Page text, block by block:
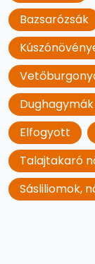
Bazsarózsák
Dughagymák
Elfogyott
Talajtakaró
Sásliliomok,